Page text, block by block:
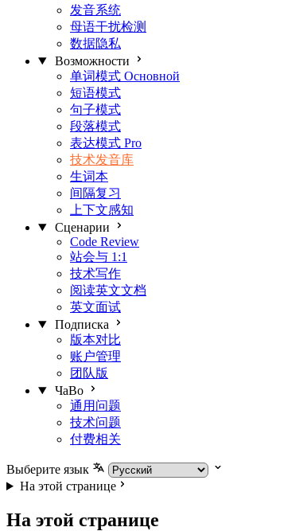
发音系统
母语干扰检测
数据隐私
Возможности
单词模式 Основной
短语模式
句子模式
段落模式
表达模式 Pro
技术发音库
生词本
间隔复习
上下文感知
Сценарии
Code Review
站会与 1:1
技术写作
阅读英文文档
英文面试
Подписка
版本对比
账户管理
团队版
ЧаВо
通用问题
技术问题
付费相关
Выберите язык
На этой странице
На этой странице